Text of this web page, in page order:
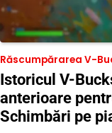
Răscumpărarea V-
Istoricul V-
anterioare
Schimbări pe